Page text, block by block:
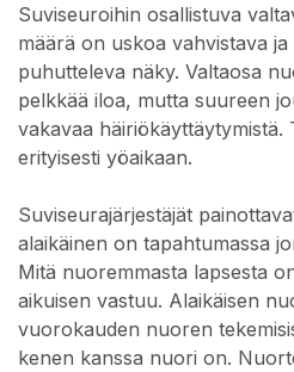
Suviseuroihin osallistuva
määrä on uskoa vahvistava
puhutteleva näky. Valtaosa
pelkkää iloa, mutta suureen
vakavaa häiriökäyttäytymistä.
erityisesti yöaikaan.
Suviseurajärjestäjät
alaikäinen on tapahtumassa
Mitä nuoremmasta lapsesta
aikuisen vastuu. Alaikäisen
vuorokauden nuoren
kenen kanssa nuori on.